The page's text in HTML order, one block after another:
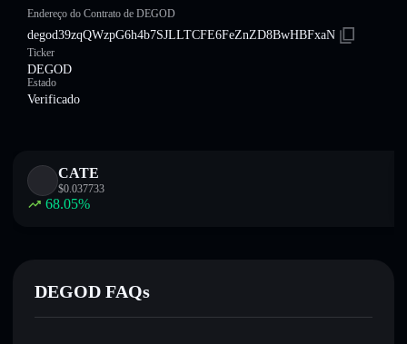
Endereço do Contrato de DEGOD
degod39zqQWzpG6h4b7SJLLTCFE6FeZnZD8BwHBFxaN
Ticker
DEGOD
Estado
Verificado
CATE
$0.037733
68.05%
DEGOD FAQs